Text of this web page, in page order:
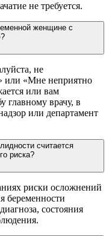
не требуется.
женщине с
не
или «Мне неприятно
или вам
главному врачу, в
или департамент
считается
риска?
риски осложнений
беременности
состояния